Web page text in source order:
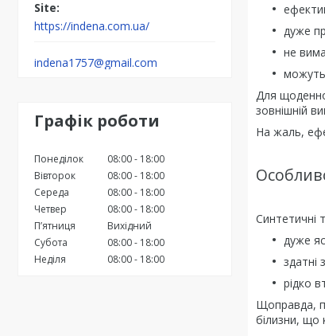
https://indena.com.ua/
indena1757@gmail.com
Графік роботи
Понеділок 08:00
18:00
Вівторок
08:00
18:00
Середа
08:00
18:00
Четвер
08:00
18:00
Пʼятниця
Вихідний
Субота
08:00
18:00
Неділя
08:00 18:00
дуже
не
можуть
Для
зовнішній
На жаль,
Синтетичні
дуже
здатні
рідко
Щоправда,
білизни, що